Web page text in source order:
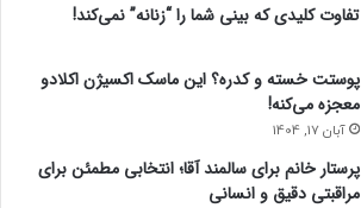
پوستت خسته و کدره؟ این ماسک اکسیژن اکلادو
معجزه می‌کنه!
آبان 17, 1404
پرستار خانم برای سالمند آقا؛ انتخابی مطمئن برای
مراقبتی دقیق و انسانی